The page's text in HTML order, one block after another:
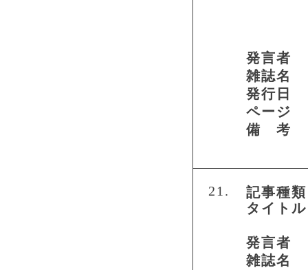
発言者
雑誌名
発行日
ページ
備 考
21.
記事種類
タイトル
発言者
雑誌名